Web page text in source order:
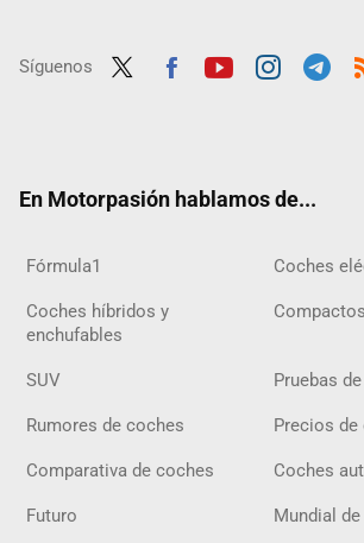
Síguenos
En Motorpasión hablamos de...
Fórmula1 Coches
Coches híbridos y
enchufables
Compactos
SUV Pruebas
Rumores de coches Precios de
Comparativa de coches Coches
Futuro Mundial